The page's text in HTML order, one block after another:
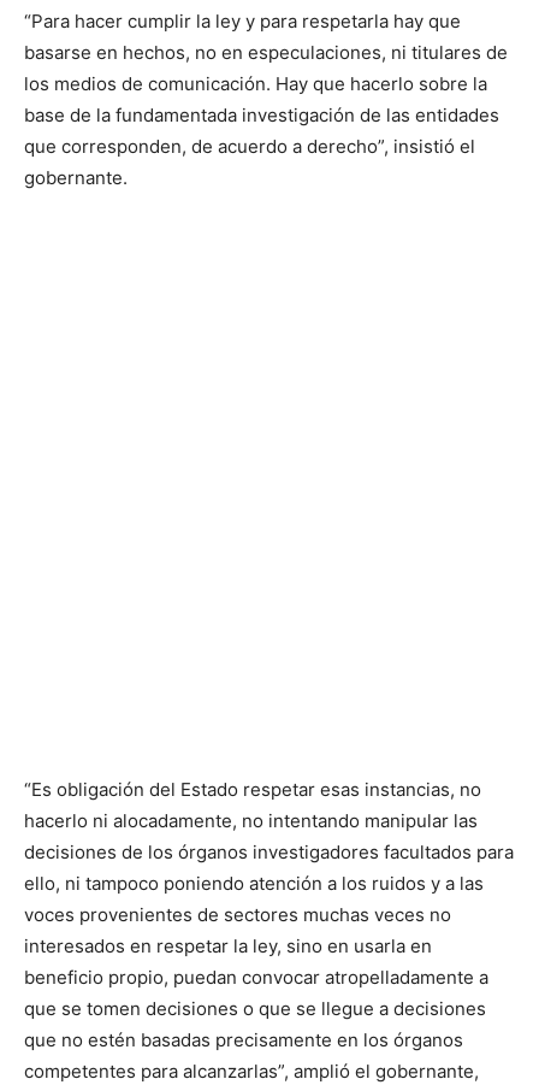
“Para hacer cumplir la ley y para respetarla hay que
basarse en hechos, no en especulaciones, ni titulares de
los medios de comunicación. Hay que hacerlo sobre la
base de la fundamentada investigación de las entidades
que corresponden, de acuerdo a derecho”, insistió el
gobernante.
“Es obligación del Estado respetar esas instancias, no
hacerlo ni alocadamente, no intentando manipular las
decisiones de los órganos investigadores facultados para
ello, ni tampoco poniendo atención a los ruidos y a las
voces provenientes de sectores muchas veces no
interesados en respetar la ley, sino en usarla en
beneficio propio, puedan convocar atropelladamente a
que se tomen decisiones o que se llegue a decisiones
que no estén basadas precisamente en los órganos
competentes para alcanzarlas”, amplió el gobernante,